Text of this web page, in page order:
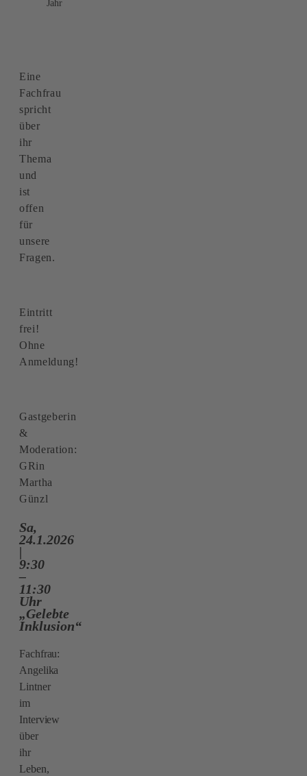
Jahr
Eine
Fachfrau
spricht
über
ihr
Thema
und
ist
offen
für
unsere
Fragen.
Eintritt
frei!
Ohne
Anmeldung!
Gastgeberin
&
Moderation:
GRin
Martha
Günzl
Sa,
24.1.2026
|
9:30
–
11:30
Uhr
„Gelebte
Inklusion“
Fachfrau:
Angelika
Lintner
im
Interview
über
ihr
Leben,